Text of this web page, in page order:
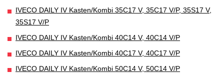
IVECO DAILY IV Kasten/Kombi 35C17 V, 35C17 V/P, 35S17 V,
35S17 V/P
IVECO DAILY IV Kasten/Kombi 40C14 V, 40C14 V/P
IVECO DAILY IV Kasten/Kombi 40C17 V, 40C17 V/P
IVECO DAILY IV Kasten/Kombi 50C14 V, 50C14 V/P